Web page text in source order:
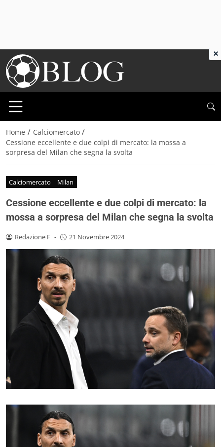
Home / Calciomercato /
Cessione eccellente e due colpi di mercato: la mossa a
sorpresa del Milan che segna la svolta
Calciomercato Milan
Cessione eccellente e due colpi di mercato: la
mossa a sorpresa del Milan che segna la svolta
Redazione F - 21 Novembre 2024
×